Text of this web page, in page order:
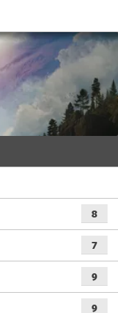
8
7
9
9